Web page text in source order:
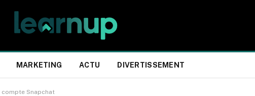
MARKETING ACTU DIVERTISSEMENT
Snapchat